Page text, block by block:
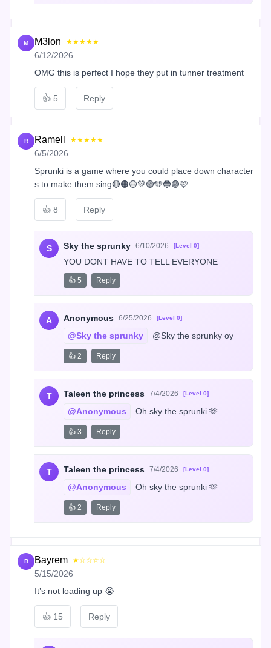
M M3lon ★★★★★
6/12/2026
OMG this is perfect I hope they put in tunner treatment
👍 5 Reply
R Ramell ★★★★★
6/5/2026
Sprunki is a game where you could place down character
s to make them sing🔴🟠🟡💚🟢🩵🔵🟣🩷
👍 8 Reply
S Sky the sprunky 6/10/2026 [Level 0]
YOU DONT HAVE TO TELL EVERYONE
👍 5 Reply
A Anonymous 6/25/2026 [Level 0]
@Sky the sprunky @Sky the sprunky oy
👍 2 Reply
T Taleen the princess 7/4/2026 [Level 0]
@Anonymous Oh sky the sprunki 🫶
👍 3 Reply
T Taleen the princess 7/4/2026 [Level 0]
@Anonymous Oh sky the sprunki 🫶
👍 2 Reply
B Bayrem ★☆☆☆☆
5/15/2026
It’s not loading up 😭
👍 15 Reply